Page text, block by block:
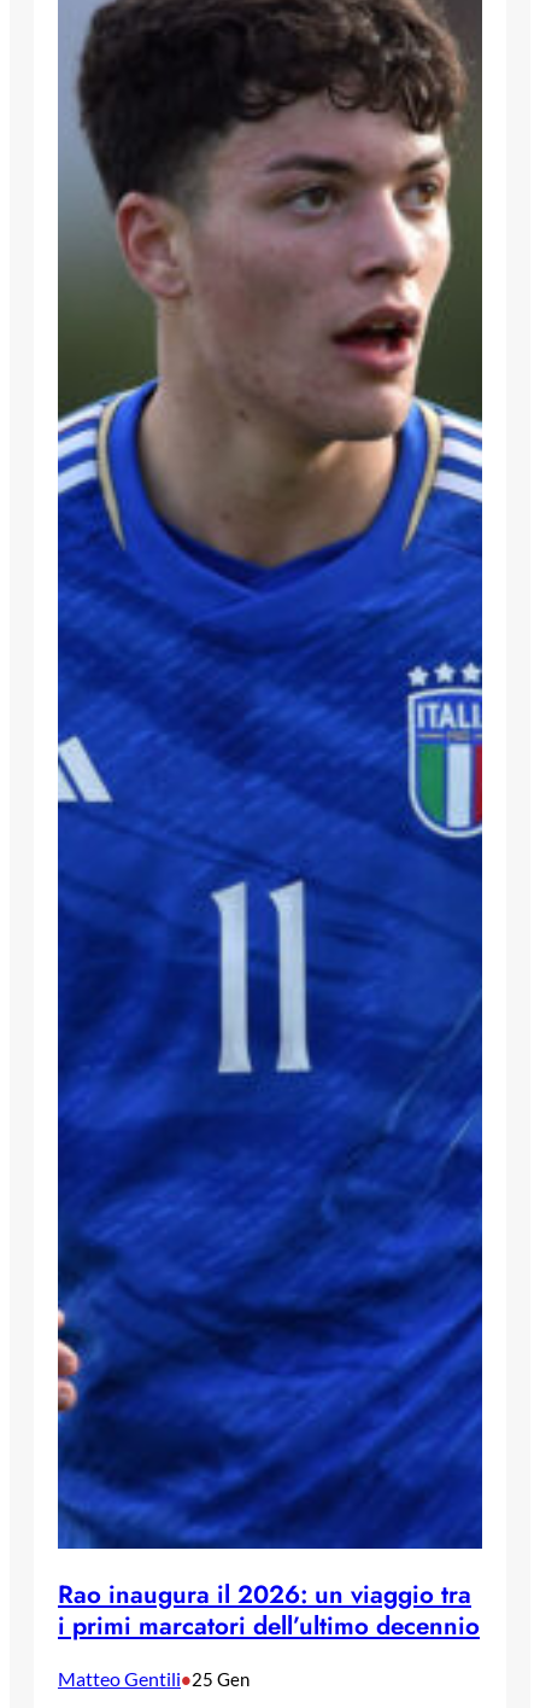
Rao inaugura il 2026: un viaggio tra
i primi marcatori dell’ultimo decennio
Matteo Gentili•25 Gen